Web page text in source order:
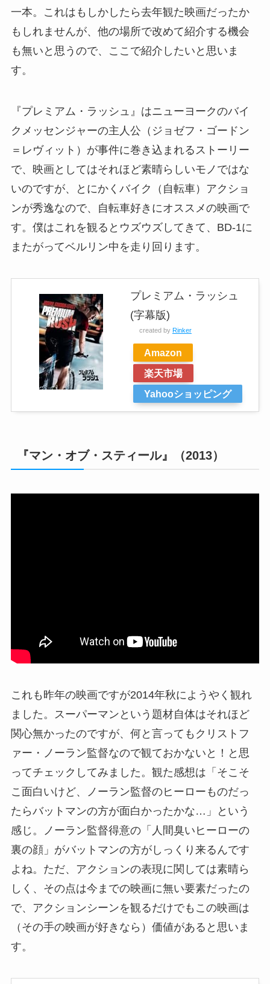
一本。これはもしかしたら去年観た映画だったか
もしれませんが、他の場所で改めて紹介する機会
も無いと思うので、ここで紹介したいと思いま
す。
『プレミアム・ラッシュ』はニューヨークのバイ
クメッセンジャーの主人公（ジョゼフ・ゴードン
＝レヴィット）が事件に巻き込まれるストーリー
で、映画としてはそれほど素晴らしいモノではな
いのですが、とにかくバイク（自転車）アクショ
ンが秀逸なので、自転車好きにオススメの映画で
す。僕はこれを観るとウズウズしてきて、BD-1に
またがってベルリン中を走り回ります。
プレミアム・ラッシュ
(字幕版)
created by Rinker
Amazon
楽天市場
Yahooショッピング
『マン・オブ・スティール』（2013）
これも昨年の映画ですが2014年秋にようやく観れ
ました。スーパーマンという題材自体はそれほど
関心無かったのですが、何と言ってもクリストフ
ァー・ノーラン監督なので観ておかないと！と思
ってチェックしてみました。観た感想は「そこそ
こ面白いけど、ノーラン監督のヒーローものだっ
たらバットマンの方が面白かったかな…」という
感じ。ノーラン監督得意の「人間臭いヒーローの
裏の顔」がバットマンの方がしっくり来るんです
よね。ただ、アクションの表現に関しては素晴ら
しく、その点は今までの映画に無い要素だったの
で、アクションシーンを観るだけでもこの映画は
（その手の映画が好きなら）価値があると思いま
す。